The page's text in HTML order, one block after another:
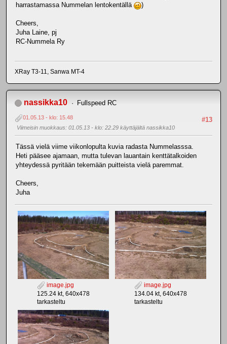
harrastamassa Nummelan lentokentällä
)
Cheers,
Juha Laine, pj
RC-Nummela Ry
XRay T3-11, Sanwa MT-4
nassikka10 Fullspeed RC
#13
01.05.13 - klo: 15.48
Viimeisin muokkaus: 01.05.13 - klo: 22.29 käyttäjältä nassikka10
Tässä vielä viime viikonlopulta kuvia radasta Nummelasssa.
Heti pääsee ajamaan, mutta tulevan lauantain kenttätalkoiden
yhteydessä pyritään tekemään puitteista vielä paremmat.
Cheers,
Juha
image.jpg
125.24 kt, 640x478
tarkasteltu
image.jpg
134.04 kt, 640x478
tarkasteltu